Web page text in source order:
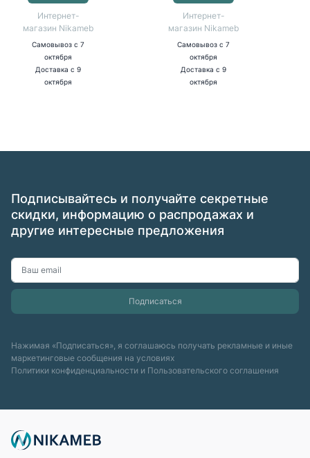
Интернет-
магазин Nikameb
Самовывозс 7
октября
Доставка с 9
октября
Интернет-
магазин Nikameb
Самовывозс 7
октября
Доставка с 9
октября
Подписывайтесь и получайте секретные
скидки, информацию о распродажах и
другие интересные предложения
Нажимая «Подписаться», я соглашаюсь получать рекламные и иные
маркетинговые сообщения на условиях
Политики конфиденциальности и Пользовательского соглашения